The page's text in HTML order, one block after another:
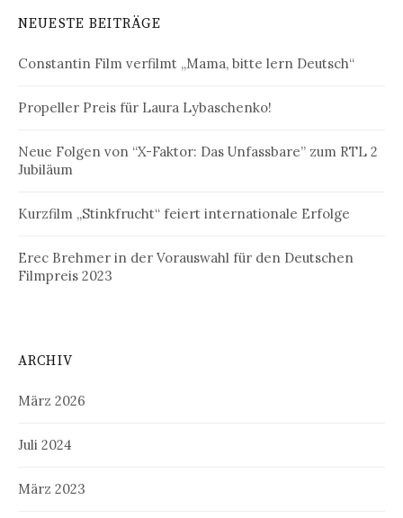
NEUESTE BEITRÄGE
Constantin Film verfilmt „Mama, bitte lern Deutsch“
Propeller Preis für Laura Lybaschenko!
Neue Folgen von “X-Faktor: Das Unfassbare” zum RTL 2
Jubiläum
Kurzfilm „Stinkfrucht“ feiert internationale Erfolge
Erec Brehmer in der Vorauswahl für den Deutschen
Filmpreis 2023
ARCHIV
März 2026
Juli 2024
März 2023